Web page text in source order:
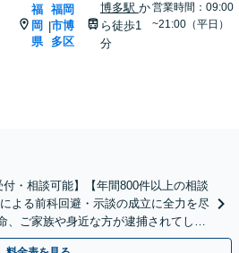
福
岡
県
|
福岡
市博
多区
博多駅 か
ら徒歩1
分
営業時間：09:00
~21:00（平日）
付・相談可能】【年間800件以上の相談
よる前科回避・示談の成立に全力を尽
、ご家族や身近な方が逮捕されてしま
い。